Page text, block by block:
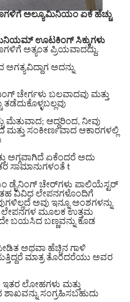
ಅಲ್ಯೂಮಿನಿಯಂ ಏಕೆ ಹೆಚ್ಚು
ಊಟಕಿಂಗ್ ಸಿಕ್ಕುಗಳು
ಅತ್ಯಂತ ಪ್ರಿಯವಾದದ್ದು.
ಅದನ್ನು
ಚೇರ್ಗಳು ಬಲವಾದವು ಮತ್ತು
ಆದ್ದರಿಂದ, ನೀವು
ಮತ್ತು ಸಂಕೀರ್ಣವಾದ ಆಕಾರಗಳಲ್ಲಿ
ಅಗ್ಗವಾಗಿದೆ ಏಕೆಂದರೆ ಅದು
ಸಾಮಾನುಗಳಂತೆ t
ಡೈನಿಂಗ್ ಚೇರ್‌ಗಳು ಪಾಲಿಯೆಸ್ಟರ್
ವಿವಿಧ ಲೇಪನಗಳೊಂದಿಗೆ
ಅವು ಇನ್ನೂ ಅಂಶಗಳನ್ನು
ಲೇಪನಗಳ ಮೂಲಕ ಉತ್ತಮ
ಬಯಸಿದ ಬಣ್ಣವನ್ನು ಕೂಡ
ಅಥವಾ ಹೆಚ್ಚಿನ ಗಾಳಿ
ಮಾತ್ರ ತೊಂದರೆಯು ಅವರ
ಇತರ ಲೋಹಗಳು ಮತ್ತು
ಶಾಖವನ್ನು ಸಂಗ್ರಹಿಸಬಹುದು